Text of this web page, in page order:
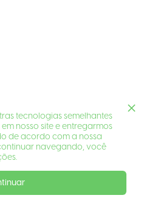
tecnologias semelhantes
nosso site e entregarmos
de acordo com a nossa
navegando, você